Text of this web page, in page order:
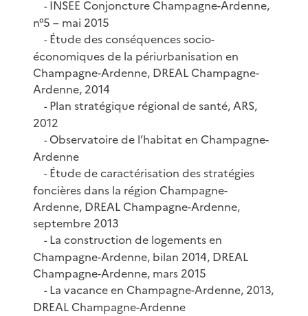
-INSEE Conjoncture Champagne-Ardenne,
n°5 – mai 2015
-Étude des conséquences socio-
économiques de la périurbanisation en
Champagne-Ardenne, DREAL Champagne-
Ardenne, 2014
-Plan stratégique régional de santé, ARS,
2012
-Observatoire de l’habitat en Champagne-
Ardenne
-Étude de caractérisation des stratégies
foncières dans la région Champagne-
Ardenne, DREAL Champagne-Ardenne,
septembre 2013
-La construction de logements en
Champagne-Ardenne, bilan 2014, DREAL
Champagne-Ardenne, mars 2015
-La vacance en Champagne-Ardenne, 2013,
DREAL Champagne-Ardenne